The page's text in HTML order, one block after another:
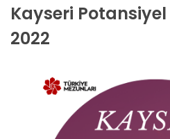
Kayseri
2022